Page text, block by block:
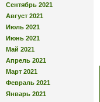
Сентябрь 2021
Август 2021
Июль 2021
Июнь 2021
Май 2021
Апрель 2021
Март 2021
Февраль 2021
Январь 2021